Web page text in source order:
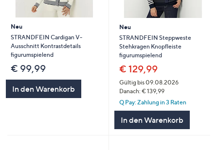
Neu
STRANDFEIN Cardigan V-
Ausschnitt Kontrastdetails
figurumspielend
€ 99,99
In den Warenkorb
Neu
STRANDFEIN Steppweste
Stehkragen Knopfleiste
figurumspielend
€ 129,99
Gültig bis 09.08.2026
Danach: € 139,99
Q Pay: Zahlung in 3 Raten
In den Warenkorb